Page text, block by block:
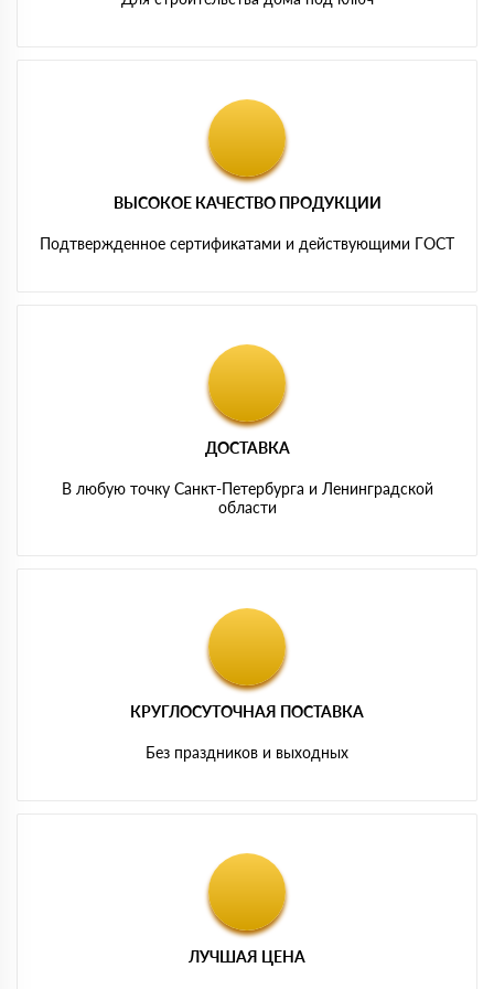
ВЫСОКОЕ КАЧЕСТВО ПРОДУКЦИИ
Подтвержденное сертификатами и действующими ГОСТ
ДОСТАВКА
В любую точку Санкт-Петербурга и Ленинградской
области
КРУГЛОСУТОЧНАЯ ПОСТАВКА
Без праздников и выходных
ЛУЧШАЯ ЦЕНА